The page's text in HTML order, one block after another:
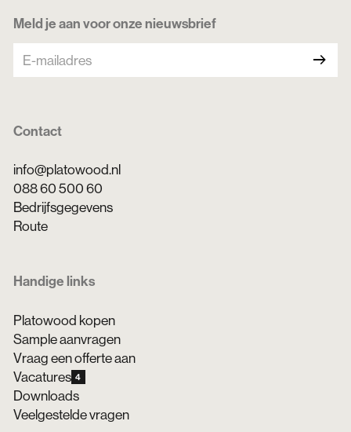
Meld je aan voor onze nieuwsbrief
arrow_right_alt
Contact
info@platowood.nl
088 60 500 60
Bedrijfsgegevens
Route
Handige links
Platowood kopen
Sample aanvragen
Vraag een offerte aan
Vacatures 4
Downloads
Veelgestelde vragen